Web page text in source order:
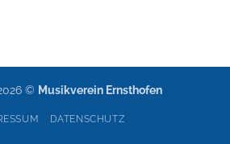
© Musikverein Ernsthofen
DATENSCHUTZ